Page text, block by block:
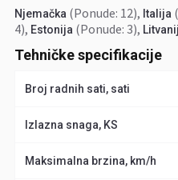
Njemačka (Ponude: 12), Italija
4), Estonija (Ponude: 3),
Tehničke specifikacije
Broj radnih sati, sati
Izlazna snaga, KS
Maksimalna brzina, km/h